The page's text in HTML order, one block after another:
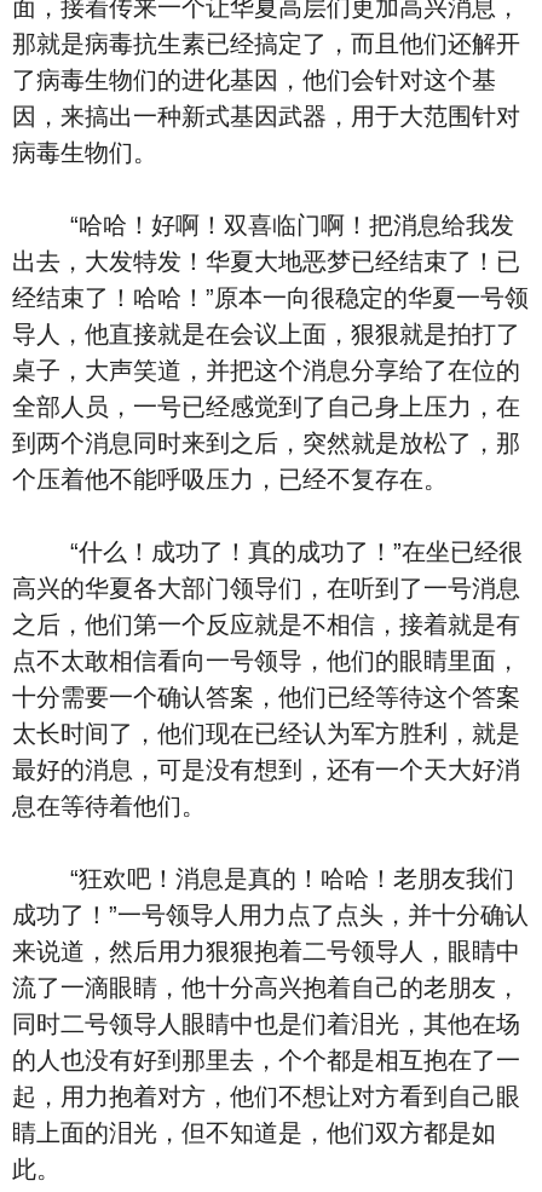
面，接着传来一个让华夏高层们更加高兴消息，
那就是病毒抗生素已经搞定了，而且他们还解开
了病毒生物们的进化基因，他们会针对这个基
因，来搞出一种新式基因武器，用于大范围针对
病毒生物们。
“哈哈！好啊！双喜临门啊！把消息给我发
出去，大发特发！华夏大地恶梦已经结束了！已
经结束了！哈哈！”原本一向很稳定的华夏一号领
导人，他直接就是在会议上面，狠狠就是拍打了
桌子，大声笑道，并把这个消息分享给了在位的
全部人员，一号已经感觉到了自己身上压力，在
到两个消息同时来到之后，突然就是放松了，那
个压着他不能呼吸压力，已经不复存在。
“什么！成功了！真的成功了！”在坐已经很
高兴的华夏各大部门领导们，在听到了一号消息
之后，他们第一个反应就是不相信，接着就是有
点不太敢相信看向一号领导，他们的眼睛里面，
十分需要一个确认答案，他们已经等待这个答案
太长时间了，他们现在已经认为军方胜利，就是
最好的消息，可是没有想到，还有一个天大好消
息在等待着他们。
“狂欢吧！消息是真的！哈哈！老朋友我们
成功了！”一号领导人用力点了点头，并十分确认
来说道，然后用力狠狠抱着二号领导人，眼睛中
流了一滴眼睛，他十分高兴抱着自己的老朋友，
同时二号领导人眼睛中也是们着泪光，其他在场
的人也没有好到那里去，个个都是相互抱在了一
起，用力抱着对方，他们不想让对方看到自己眼
睛上面的泪光，但不知道是，他们双方都是如
此。